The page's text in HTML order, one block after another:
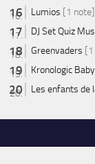
Lumios [1 note]
DJ Set Quiz
Greenvaders
Kronologic
Les enfants de